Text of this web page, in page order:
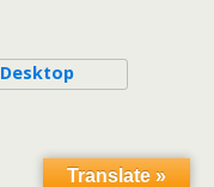
Desktop
Translate »